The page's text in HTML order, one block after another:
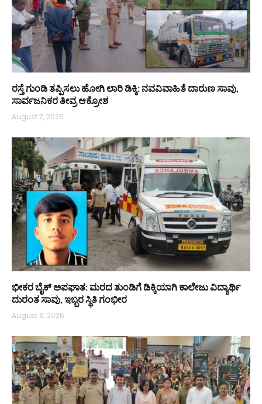
ರಸ್ತೆ ಗುಂಡಿ ತಪ್ಪಿಸಲು ಹೋಗಿ ಲಾರಿ ಡಿಕ್ಕಿ: ನವವಿವಾಹಿತೆ ದಾರುಣ ಸಾವು,
ಸಾರ್ವಜನಿಕರ ತೀವ್ರ ಆಕ್ರೋಶ
August 7, 2026
ಭೀಕರ ಬೈಕ್ ಅಪಘಾತ: ಮರದ ತುಂಡಿಗೆ ಡಿಕ್ಕಿಯಾಗಿ ಕಾಲೇಜು ವಿದ್ಯಾರ್ಥಿ
ದುರಂತ ಸಾವು, ಇಬ್ಬರ ಸ್ಥಿತಿ ಗಂಭೀರ
August 6, 2026